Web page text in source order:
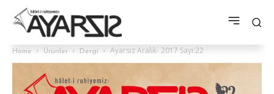
Home Ürünler Dergi Ayarsız Aralık- 2017 Sayı:22